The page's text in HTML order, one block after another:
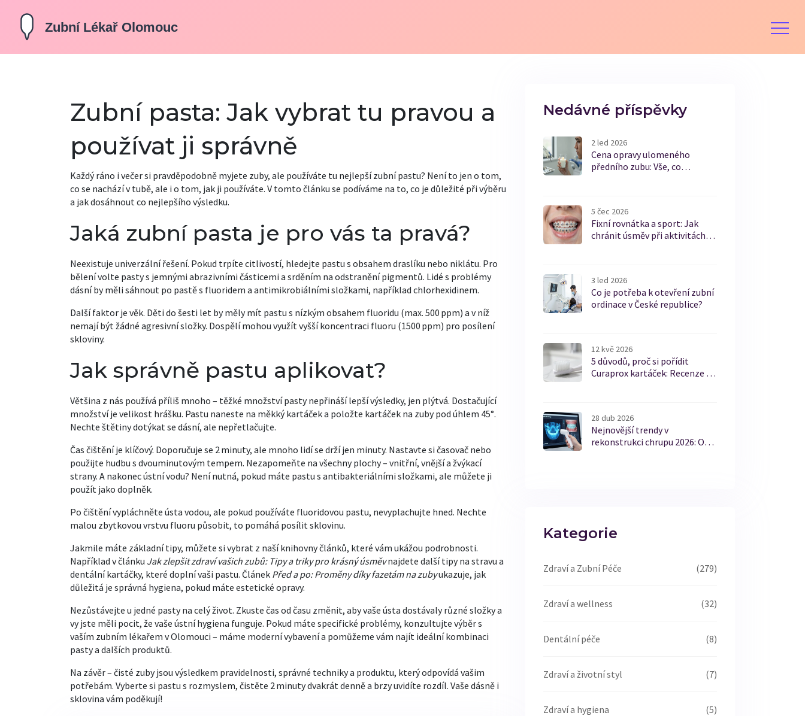
Zubní pasta: Jak vybrat tu pravou a
používat ji správně
Každý ráno i večer si pravděpodobně myjete zuby, ale používáte tu nejlepší zubní pastu? Není to jen o tom,
co se nachází v tubě, ale i o tom, jak ji používáte. V tomto článku se podíváme na to, co je důležité při výběru
a jak dosáhnout co nejlepšího výsledku.
Jaká zubní pasta je pro vás ta pravá?
Neexistuje univerzální řešení. Pokud trpíte citlivostí, hledejte pastu s obsahem draslíku nebo niklátu. Pro
bělení volte pasty s jemnými abrazivními částicemi a srděním na odstranění pigmentů. Lidé s problémy
dásní by měli sáhnout po pastě s fluoridem a antimikrobiálními složkami, například chlorhexidinem.
Další faktor je věk. Děti do šesti let by měly mít pastu s nízkým obsahem fluoridu (max. 500 ppm) a v níž
nemají být žádné agresivní složky. Dospělí mohou využít vyšší koncentraci fluoru (1500 ppm) pro posílení
skloviny.
Jak správně pastu aplikovat?
Většina z nás používá příliš mnoho – těžké množství pasty nepřináší lepší výsledky, jen plýtvá. Dostačující
množství je velikost hrášku. Pastu naneste na měkký kartáček a položte kartáček na zuby pod úhlem 45°.
Nechte štětiny dotýkat se dásní, ale nepřetlačujte.
Čas čištění je klíčový. Doporučuje se 2 minuty, ale mnoho lidí se drží jen minuty. Nastavte si časovač nebo
použijte hudbu s dvouminutovým tempem. Nezapomeňte na všechny plochy – vnitřní, vnější a žvýkací
strany. A nakonec ústní vodu? Není nutná, pokud máte pastu s antibakteriálními složkami, ale můžete ji
použít jako doplněk.
Po čištění vypláchněte ústa vodou, ale pokud používáte fluoridovou pastu, nevyplachujte hned. Nechte
malou zbytkovou vrstvu fluoru působit, to pomáhá posílit sklovinu.
Jakmile máte základní tipy, můžete si vybrat z naší knihovny článků, které vám ukážou podrobnosti.
Například v článku Jak zlepšit zdraví vašich zubů: Tipy a triky pro krásný úsměvnajdete další tipy na stravu a
dentální kartáčky, které doplní vaši pastu. Článek Před a po: Proměny díky fazetám na zubyukazuje, jak
důležitá je správná hygiena, pokud máte estetické opravy.
Nezůstávejte u jedné pasty na celý život. Zkuste čas od času změnit, aby vaše ústa dostávaly různé složky a
vy jste měli pocit, že vaše ústní hygiena funguje. Pokud máte specifické problémy, konzultujte výběr s
vaším zubním lékařem v Olomouci – máme moderní vybavení a pomůžeme vám najít ideální kombinaci
pasty a dalších produktů.
Na závěr – čisté zuby jsou výsledkem pravidelnosti, správné techniky a produktu, který odpovídá vašim
potřebám. Vyberte si pastu s rozmyslem, čistěte 2 minuty dvakrát denně a brzy uvidíte rozdíl. Vaše dásně i
sklovina vám poděkují!
Nedávné příspěvky
2 led 2026
Cena opravy ulomeného
předního zubu: Vše, co
5 čec 2026
Fixní rovnátka a sport: Jak
chránit úsměv při aktivitách
3 led 2026
Co je potřeba k otevření zubní
ordinace v České republice?
12 kvě 2026
5 důvodů, proč si pořídit
Curaprox kartáček: Recenze a
28 dub 2026
Nejnovější trendy v
rekonstrukci chrupu 2026: Od
Kategorie
Zdraví a Zubní Péče (279)
Zdraví a wellness (32)
Dentální péče (8)
Zdraví a životní styl (7)
Zdraví a hygiena (5)